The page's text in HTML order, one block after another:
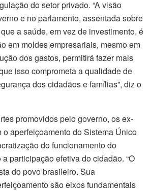
do setor privado. “A visão
e no parlamento, assentada sobre
a saúde, em vez de investimento, é
em moldes empresariais, mesmo em
dos gastos, permitirá fazer mais
isso comprometa a qualidade de
dos cidadãos e famílias”, diz o
promovidos pelo governo, os ex-
o aperfeiçoamento do Sistema Único
do funcionamento do
participação efetiva do cidadão. “O
do povo brasileiro. Sua
são eixos fundamentais